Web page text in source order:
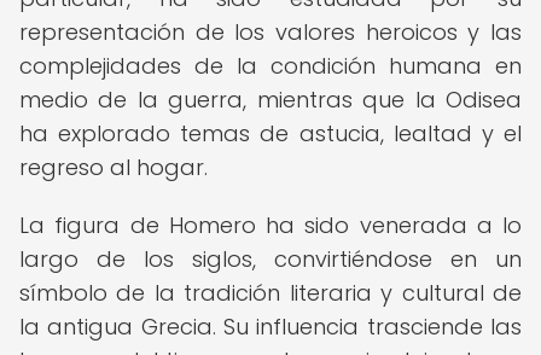
representación de los valores heroicos y las
complejidades de la condición humana en
medio de la guerra, mientras que la Odisea
ha explorado temas de astucia, lealtad y el
regreso al hogar.
La figura de Homero ha sido venerada a lo
largo de los siglos, convirtiéndose en un
símbolo de la tradición literaria y cultural de
la antigua Grecia. Su influencia trasciende las